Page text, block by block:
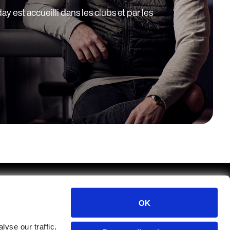
our traffic.
OK
est accueilli dans les clubs et par les
Support